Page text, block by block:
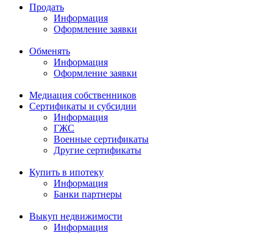
Продать
Информация
Оформление заявки
Обменять
Информация
Оформление заявки
Медиация собственников
Сертификаты и субсидии
Информация
ГЖС
Военные сертификаты
Другие сертификаты
Купить в ипотеку
Информация
Банки партнеры
Выкуп недвижимости
Информация